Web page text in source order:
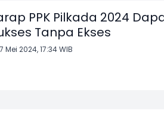
PPK Pilkada 2024
Tanpa Ekses
Mei 2024, 17:34 WIB